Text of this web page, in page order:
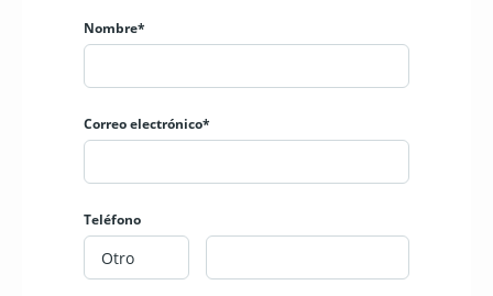
Nombre*
Correo electrónico*
Teléfono